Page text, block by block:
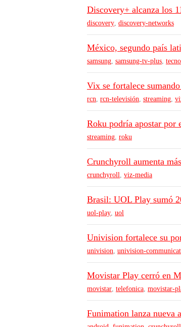
Discovery+ alcanza los
discovery, discovery-networks
México, segundo país
samsung, samsung-tv-plus,
Vix se fortalece
rcn, rcn-televisión, streaming,
Roku podría apostar por
streaming, roku
Crunchyroll aumenta
crunchyroll, viz-media
Brasil: UOL Play sumó
uol-play, uol
Univision fortalece su
univision, univision-communicat
Movistar Play cerró en
movistar, telefonica, movistar-
Funimation lanza nueva